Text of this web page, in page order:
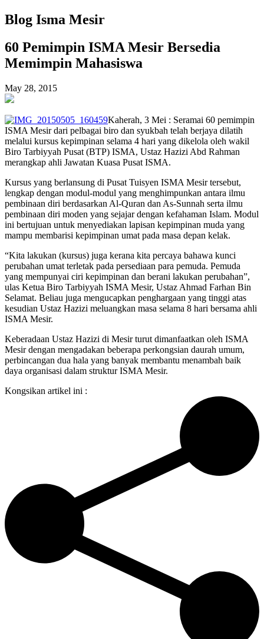
Blog Isma Mesir
60 Pemimpin ISMA Mesir Bersedia
Memimpin Mahasiswa
May 28, 2015
Kaherah, 3 Mei : Seramai 60 pemimpin
ISMA Mesir dari pelbagai biro dan syukbah telah berjaya dilatih
melalui kursus kepimpinan selama 4 hari yang dikelola oleh wakil
Biro Tarbiyyah Pusat (BTP) ISMA, Ustaz Hazizi Abd Rahman
merangkap ahli Jawatan Kuasa Pusat ISMA.
Kursus yang berlansung di Pusat Tuisyen ISMA Mesir tersebut,
lengkap dengan modul-modul yang menghimpunkan antara ilmu
pembinaan diri berdasarkan Al-Quran dan As-Sunnah serta ilmu
pembinaan diri moden yang sejajar dengan kefahaman Islam. Modul
ini bertujuan untuk menyediakan lapisan kepimpinan muda yang
mampu membarisi kepimpinan umat pada masa depan kelak.
“Kita lakukan (kursus) juga kerana kita percaya bahawa kunci
perubahan umat terletak pada persediaan para pemuda. Pemuda
yang mempunyai ciri kepimpinan dan berani lakukan perubahan”,
ulas Ketua Biro Tarbiyyah ISMA Mesir, Ustaz Ahmad Farhan Bin
Selamat. Beliau juga mengucapkan penghargaan yang tinggi atas
kesudian Ustaz Hazizi meluangkan masa selama 8 hari bersama ahli
ISMA Mesir.
Keberadaan Ustaz Hazizi di Mesir turut dimanfaatkan oleh ISMA
Mesir dengan mengadakan beberapa perkongsian daurah umum,
perbincangan dua hala yang banyak membantu menambah baik
daya organisasi dalam struktur ISMA Mesir.
Kongsikan artikel ini :